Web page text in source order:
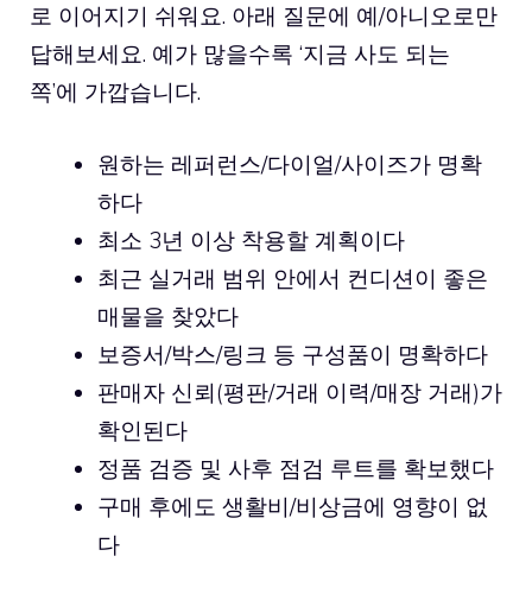
로 이어지기 쉬워요. 아래 질문에 예/아니오로만
답해보세요. 예가 많을수록 ‘지금 사도 되는
쪽’에 가깝습니다.
원하는 레퍼런스/다이얼/사이즈가 명확
하다
최소 3년 이상 착용할 계획이다
최근 실거래 범위 안에서 컨디션이 좋은
매물을 찾았다
보증서/박스/링크 등 구성품이 명확하다
판매자 신뢰(평판/거래 이력/매장 거래)가
확인된다
정품 검증 및 사후 점검 루트를 확보했다
구매 후에도 생활비/비상금에 영향이 없
다